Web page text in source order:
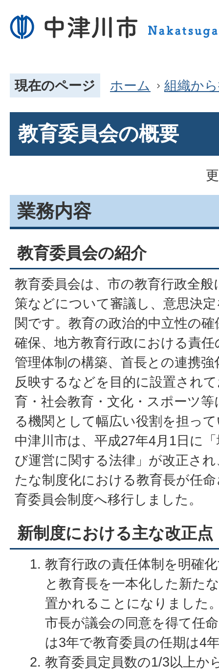
現在のページ ホーム 組織か
教育委員会の概要
業務内容
教育委員会の紹介
教育委員会は、市の教育行政全
策などについて審議し、意思決
関です。教育の政治的中立性の
確保、地方教育行政における責
管理体制の構築、首長との連携
反映するなどを目的に設置され
育・社会教育・文化・スポーツ
る機関として幅広い役割を担っ
中津川市は、平成27年4月1日に
び運営に関する法律」が改正さ
たな制度化における教育長が任
育委員会制度へ移行しました。
新制度における主な改正点
教育行政の責任体制を明確
と教育長を一本化した新た
置かれることになりました
市長が議会の同意を得て任
は3年で教育委員の任期は4
教育委員定員数の1/3以上か